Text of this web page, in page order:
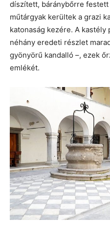
díszített, báránybőrre
műtárgyak kerültek a grazi
katonaság kezére. A kastély
néhány eredeti részlet
gyönyörű kandalló –, ezek
emlékét.